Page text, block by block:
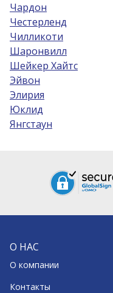
Чардон
Честерленд
Чилликоти
Шаронвилл
Шейкер Хайтс
Эйвон
Элирия
Юклид
Янгстаун
О НАС
О компании
Контакты